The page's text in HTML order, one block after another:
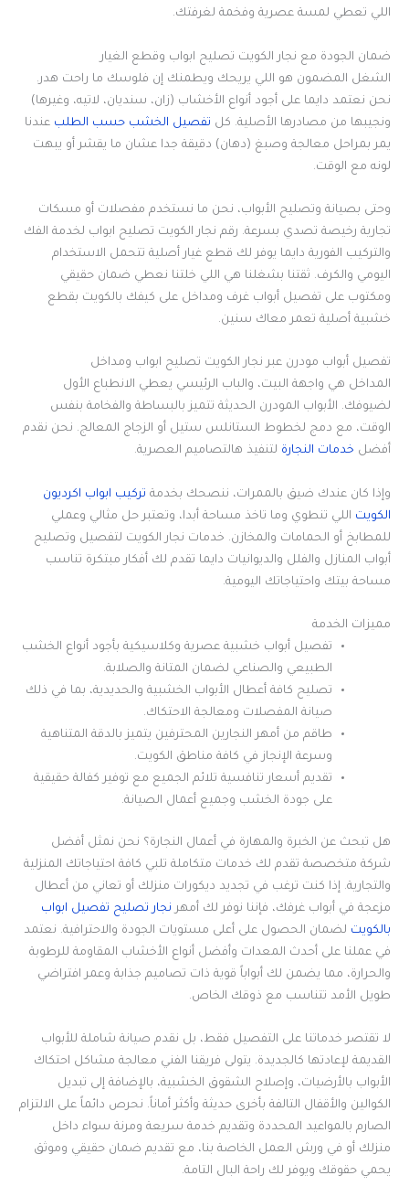
اللي تعطي لمسة عصرية وفخمة لغرفتك.
ضمان الجودة مع نجار الكويت تصليح ابواب وقطع الغيار
الشغل المضمون هو اللي يريحك ويطمنك إن فلوسك ما راحت هدر.
نحن نعتمد دايما على أجود أنواع الأخشاب (زان، سنديان، لاتيه، وغيرها)
ونجيبها من مصادرها الأصلية. كل تفصيل الخشب حسب الطلب عندنا
يمر بمراحل معالجة وصبغ (دهان) دقيقة جدا عشان ما يقشر أو يبهت
لونه مع الوقت.
وحتى بصيانة وتصليح الأبواب، نحن ما نستخدم مفصلات أو مسكات
تجارية رخيصة تصدي بسرعة. رقم نجار الكويت تصليح ابواب لخدمة الفك
والتركيب الفورية دايما يوفر لك قطع غيار أصلية تتحمل الاستخدام
اليومي والكرف. ثقتنا بشغلنا هي اللي خلتنا نعطي ضمان حقيقي
ومكتوب على تفصيل أبواب غرف ومداخل على كيفك بالكويت بقطع
خشبية أصلية تعمر معاك سنين.
تفصيل أبواب مودرن عبر نجار الكويت تصليح ابواب ومداخل
المداخل هي واجهة البيت، والباب الرئيسي يعطي الانطباع الأول
لضيوفك. الأبواب المودرن الحديثة تتميز بالبساطة والفخامة بنفس
الوقت، مع دمج لخطوط الستانلس ستيل أو الزجاج المعالج. نحن نقدم
أفضل خدمات النجارة لتنفيذ هالتصاميم العصرية.
وإذا كان عندك ضيق بالممرات، ننصحك بخدمة تركيب ابواب اكرديون
الكويت اللي تنطوي وما تاخذ مساحة أبدا، وتعتبر حل مثالي وعملي
للمطابخ أو الحمامات والمخازن. خدمات نجار الكويت لتفصيل وتصليح
أبواب المنازل والفلل والديوانيات دايما تقدم لك أفكار مبتكرة تناسب
مساحة بيتك واحتياجاتك اليومية.
مميزات الخدمة
تفصيل أبواب خشبية عصرية وكلاسيكية بأجود أنواع الخشب
الطبيعي والصناعي لضمان المتانة والصلابة.
تصليح كافة أعطال الأبواب الخشبية والحديدية، بما في ذلك
صيانة المفصلات ومعالجة الاحتكاك.
طاقم من أمهر النجارين المحترفين يتميز بالدقة المتناهية
وسرعة الإنجاز في كافة مناطق الكويت.
تقديم أسعار تنافسية تلائم الجميع مع توفير كفالة حقيقية
على جودة الخشب وجميع أعمال الصيانة.
هل تبحث عن الخبرة والمهارة في أعمال النجارة؟ نحن نمثل أفضل
شركة متخصصة تقدم لك خدمات متكاملة تلبي كافة احتياجاتك المنزلية
والتجارية. إذا كنت ترغب في تجديد ديكورات منزلك أو تعاني من أعطال
مزعجة في أبواب غرفك، فإننا نوفر لك أمهر نجار تصليح تفصيل ابواب
بالكويت لضمان الحصول على أعلى مستويات الجودة والاحترافية. نعتمد
في عملنا على أحدث المعدات وأفضل أنواع الأخشاب المقاومة للرطوبة
والحرارة، مما يضمن لك أبواباً قوية ذات تصاميم جذابة وعمر افتراضي
طويل الأمد تتناسب مع ذوقك الخاص.
لا تقتصر خدماتنا على التفصيل فقط، بل نقدم صيانة شاملة للأبواب
القديمة لإعادتها كالجديدة. يتولى فريقنا الفني معالجة مشاكل احتكاك
الأبواب بالأرضيات، وإصلاح الشقوق الخشبية، بالإضافة إلى تبديل
الكوالين والأقفال التالفة بأخرى حديثة وأكثر أماناً. نحرص دائماً على الالتزام
الصارم بالمواعيد المحددة وتقديم خدمة سريعة ومرنة سواء داخل
منزلك أو في ورش العمل الخاصة بنا، مع تقديم ضمان حقيقي وموثق
يحمي حقوقك ويوفر لك راحة البال التامة.